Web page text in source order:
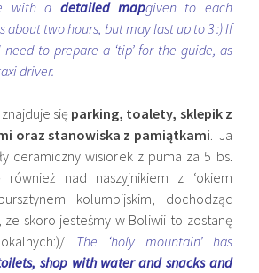
with a detailed mapgiven to each
about two hours, but may last up to 3 :) If
need to prepare a ‘tip’ for the guide, as
driver.
się parking, toalety, sklepik z
oraz stanowiska z pamiątkami. Ja
ceramiczny wisiorek z puma za 5 bs.
również nad naszyjnikiem z ‘okiem
kolumbijskim, dochodząc
ze skoro jesteśmy w Boliwii to zostanę
The ‘holy mountain’ has
shop with water and snacks and